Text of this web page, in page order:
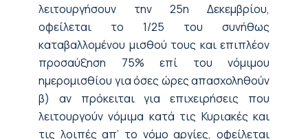
λειτουργήσουν την 25η Δεκεμβρίου,
οφείλεται το 1/25 του συνήθως
καταβαλλομένου μισθού τους και επιπλέον
προσαύξηση 75% επί του νόμιμου
ημερομισθίου για όσες ώρες απασχοληθούν
β) αν πρόκειται για επιχειρήσεις που
λειτουργούν νόμιμα κατά τις Κυριακές και
τις λοιπές απ’ το νόμο αργίες, οφείλεται